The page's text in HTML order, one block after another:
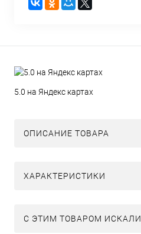
5.0 на Яндекс картах
ОПИСАНИЕ ТОВАРА
ХАРАКТЕРИСТИКИ
C ЭТИМ ТОВАРОМ ИСКАЛИ